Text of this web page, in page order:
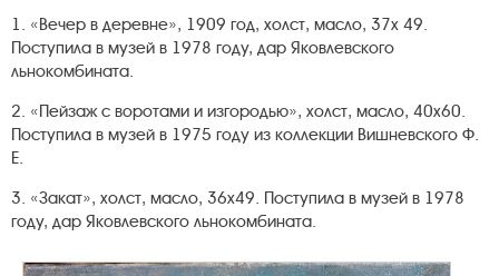
1. «Вечер в деревне», 1909 год, холст, масло, 37х 49.
Поступила в музей в 1978 году, дар Яковлевского
льнокомбината.
2. «Пейзаж с воротами и изгородью», холст, масло, 40х60.
Поступила в музей в 1975 году из коллекции Вишневского Ф.
Е.
3. «Закат», холст, масло, 36х49. Поступила в музей в 1978
году, дар Яковлевского льнокомбината.